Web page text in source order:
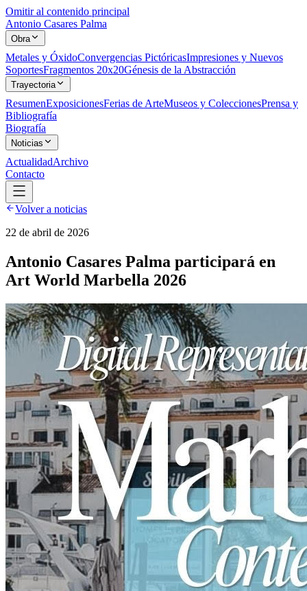
Omitir al contenido principal
Antonio Casares Palma
Obra
Metales y ÓxidoConvergencias PictóricasImpresiones y Nuevos
SoportesFragmentos 20x20Génesis de la Abstracción
Trayectoria
ResumenExposicionesFerias de ArteMuseos y ColeccionesPrensa y
Bibliografía
Biografía
Noticias
ActualidadArchivo
Contacto
Volver a noticias
22 de abril de 2026
Antonio Casares Palma participará en
Art World Marbella 2026